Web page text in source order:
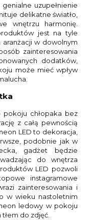
uzupełnienie
delikatne światło,
wnętrzu harmonię.
jest na tyle
w dowolnym
zainteresowania
dodatków,
może mieć wpływ
chłopaka bez
z całą pewnością
LED to dekoracja,
podobnie jak w
gadżet będzie
do wnętrza
LED pozwoli
instagramowe
zainteresowania i
w wieku nastoletnim
ledowy w pokoju
do zdjęć.